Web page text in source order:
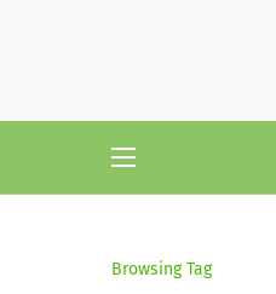
Browsing Tag